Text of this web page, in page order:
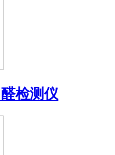
检测仪